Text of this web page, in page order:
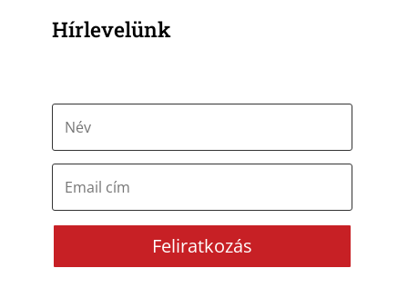
Hírlevelünk
Feliratkozás